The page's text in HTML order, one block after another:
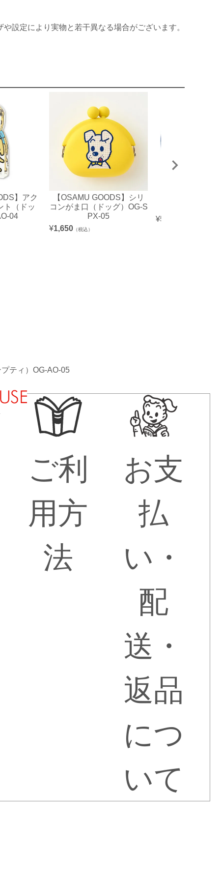
設定により実物と若干異なる場合がございます。
】アク
ト（ドッ
04
【OSAMU GOODS】シリ
コンがま口（ドッグ）OG-S
PX-05
¥1,650 （税込）
¥550
ティ）OG-AO-05
ご利
用方
法
お支
払
い・
配
送・
返品
につ
いて